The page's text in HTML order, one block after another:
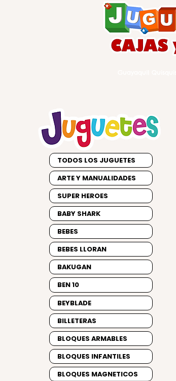
TODOS LOS JUGUETES
ARTE Y MANUALIDADES
SUPER HEROES
BABY SHARK
BEBES
BEBES LLORAN
BAKUGAN
BEN 10
BEYBLADE
BILLETERAS
BLOQUES ARMABLES
BLOQUES INFANTILES
BLOQUES MAGNETICOS